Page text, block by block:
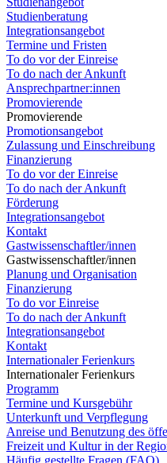
Studienberatung
Integrationsangebot
Termine und Fristen
To do vor der Einreise
To do nach der Ankunft
Ansprechpartner:innen
Promovierende
Promovierende
Promotionsangebot
Zulassung und Einschreibung
Finanzierung
To do vor der Einreise
To do nach der Ankunft
Förderung
Integrationsangebot
Kontakt
Gastwissenschaftler/innen
Gastwissenschaftler/innen
Planung und Organisation
Finanzierung
To do vor Einreise
To do nach der Ankunft
Integrationsangebot
Kontakt
Internationaler Ferienkurs
Internationaler Ferienkurs
Programm
Termine und Kursgebühr
Unterkunft und Verpflegung
Anreise und Benutzung des
Freizeit und Kultur in der
Häufig gestellte Fragen (FAQ)